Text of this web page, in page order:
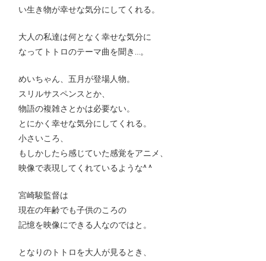
い生き物が幸せな気分にしてくれる。
大人の私達は何となく幸せな気分に
なってトトロのテーマ曲を聞き…。
めいちゃん、五月が登場人物。
スリルサスペンスとか、
物語の複雑さとかは必要ない。
とにかく幸せな気分にしてくれる。
小さいころ、
もしかしたら感じていた感覚をアニメ、
映像で表現してくれているような^ ^
宮崎駿監督は
現在の年齢でも子供のころの
記憶を映像にできる人なのではと。
となりのトトロを大人が見るとき、